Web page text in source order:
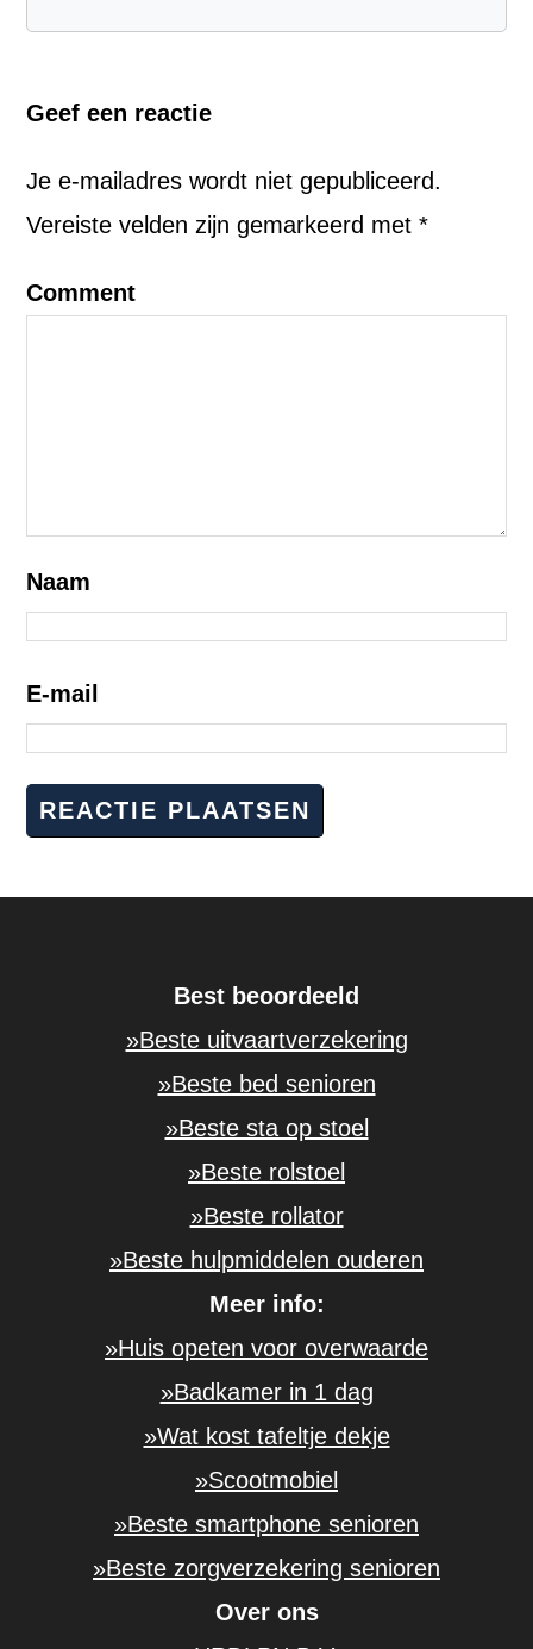
Geef een reactie
Je e-mailadres wordt niet gepubliceerd.
Vereiste velden zijn gemarkeerd met*
Comment
Naam
E-mail
Best beoordeeld
»Beste uitvaartverzekering
»Beste bed senioren
»Beste sta op stoel
»Beste rolstoel
»Beste rollator
»Beste hulpmiddelen ouderen
Meer info:
»Huis opeten voor overwaarde
»Badkamer in 1 dag
»Wat kost tafeltje dekje
»Scootmobiel
»Beste smartphone senioren
»Beste zorgverzekering senioren
Over ons